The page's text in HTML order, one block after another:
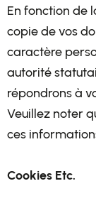
En fonction de
copie de vos
caractère
autorité
répondrons à
Veuillez noter
ces
Cookies Etc.